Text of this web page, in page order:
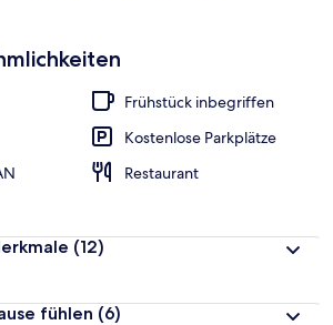
Frühstück inbegriffen
Kostenlose Parkplätze
Restaurant
(12)
fühlen (6)